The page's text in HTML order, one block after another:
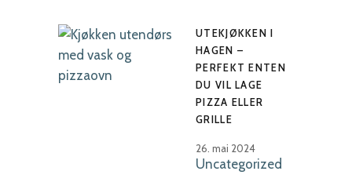
UTEKJØKKEN I
HAGEN –
PERFEKT ENTEN
DU VIL LAGE
PIZZA ELLER
GRILLE
26. mai 2024
Uncategorized